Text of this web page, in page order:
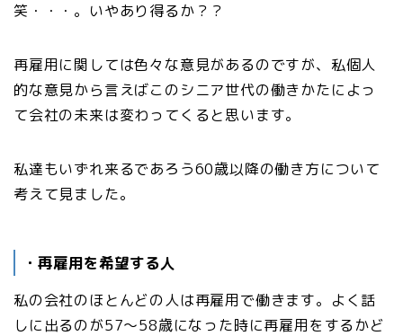
笑・・・。いやあり得るか？？
再雇用に関しては色々な意見があるのですが、私個人
的な意見から言えばこのシニア世代の働きかたによっ
て会社の未来は変わってくると思います。
私達もいずれ来るであろう60歳以降の働き方について
考えて見ました。
・再雇用を希望する人
私の会社のほとんどの人は再雇用で働きます。よく話
しに出るのが57〜58歳になった時に再雇用をするかど